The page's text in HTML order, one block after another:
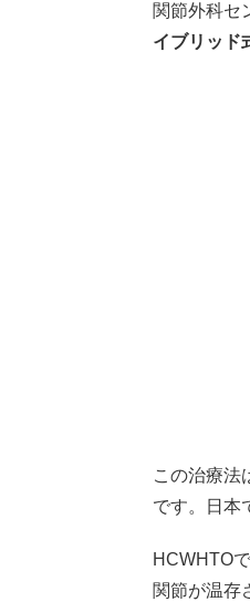
関節外科セ
イブリッド
この治療法
です。日本
HCWHTO
関節が温存